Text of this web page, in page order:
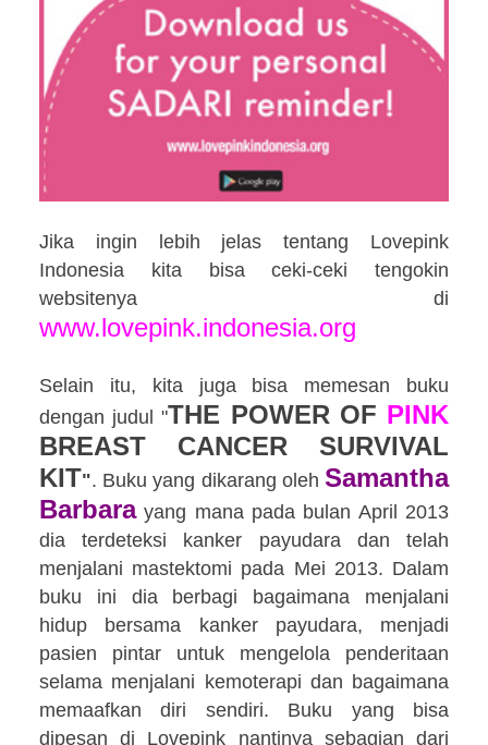
Jika ingin lebih jelas tentang Lovepink
Indonesia kita bisa ceki-ceki tengokin
websitenya di
www.lovepink.indonesia.org
Selain itu, kita juga bisa memesan buku
dengan judul "THE POWER OF PINK
BREAST CANCER SURVIVAL
KIT". Buku yang dikarang oleh Samantha
Barbarayang mana pada bulan April 2013
dia terdeteksi kanker payudara dan telah
menjalani mastektomi pada Mei 2013. Dalam
buku ini dia berbagi bagaimana menjalani
hidup bersama kanker payudara, menjadi
pasien pintar untuk mengelola penderitaan
selama menjalani kemoterapi dan bagaimana
memaafkan diri sendiri. Buku yang bisa
dipesan di Lovepink nantinya sebagian dari